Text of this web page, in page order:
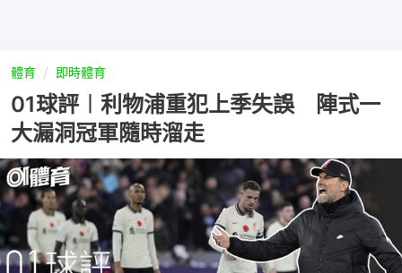
體育 即時體育
01球評︱利物浦重犯上季失誤 陣式一
大漏洞冠軍隨時溜走